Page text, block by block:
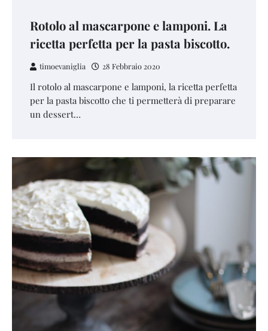
Rotolo al mascarpone e lamponi. La
ricetta perfetta per la pasta biscotto.
timoevaniglia 28 Febbraio 2020
Il rotolo al mascarpone e lamponi, la ricetta perfetta
per la pasta biscotto che ti permetterà di preparare
un dessert…